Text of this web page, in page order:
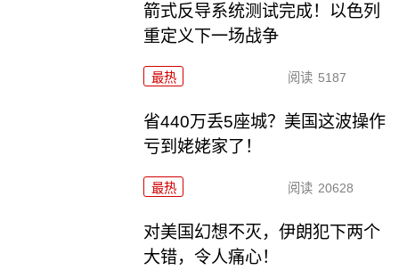
箭式反导系统测试完成！以色列
重定义下一场战争
最热 阅读 5187
省440万丢5座城？美国这波操作
亏到姥姥家了！
最热 阅读 20628
对美国幻想不灭，伊朗犯下两个
大错，令人痛心！